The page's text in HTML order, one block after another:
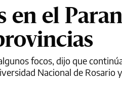
el
focos, dijo que
Nacional de Rosario